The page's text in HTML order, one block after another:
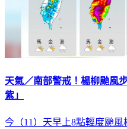
天氣／南部警戒！楊柳颱風
紫」
今（11）天早上8點輕度颱